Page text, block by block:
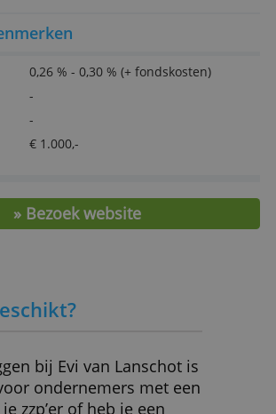
voor dienstverlening.
zakelijk beleggen
met en zonder advies
naar Evi van Lanschot
-
-
combineren met andere informatie
hen heeft verstrekt of die zij hebben
door uw gebruik van hun diensten.
ALLES ACCEPTEREN
ALLES AFWIJZEN